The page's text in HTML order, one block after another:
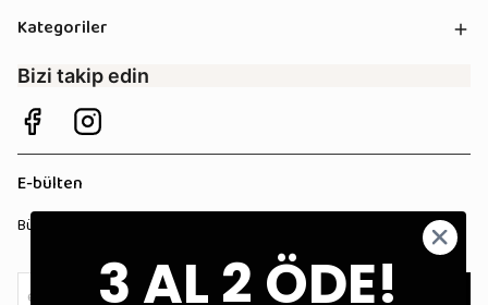
Kategoriler
Bizi takip edin
E-bülten
Bültenimize kaydolun, tüm kampanyalardan anında haberdar olun!
3 AL 2 ÖDE!